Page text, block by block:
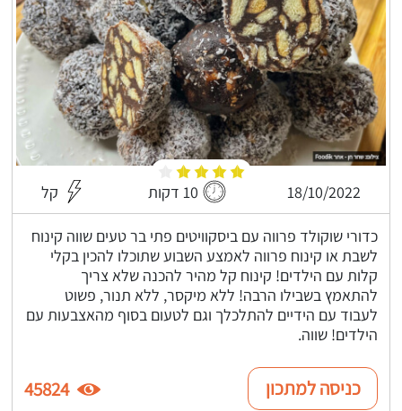
18/10/2022 10 דקות קל
כדורי שוקולד פרווה עם ביסקוויטים פתי בר טעים שווה קינוח
לשבת או קינוח פרווה לאמצע השבוע שתוכלו להכין בקלי
קלות עם הילדים! קינוח קל מהיר להכנה שלא צריך
להתאמץ בשבילו הרבה! ללא מיקסר, ללא תנור, פשוט
לעבוד עם הידיים להתלכלך וגם לטעום בסוף מהאצבעות עם
הילדים! שווה.
כניסה למתכון 45824